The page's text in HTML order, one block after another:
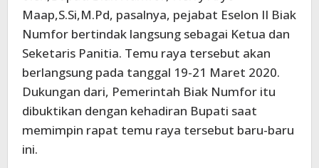
Maap,S.Si,M.Pd, pasalnya, pejabat Eselon II Biak
Numfor bertindak langsung sebagai Ketua dan
Seketaris Panitia. Temu raya tersebut akan
berlangsung pada tanggal 19-21 Maret 2020.
Dukungan dari, Pemerintah Biak Numfor itu
dibuktikan dengan kehadiran Bupati saat
memimpin rapat temu raya tersebut baru-baru
ini.